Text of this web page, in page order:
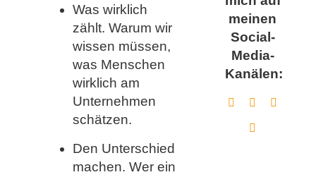
Was wirklich
zählt. Warum wir
wissen müssen,
was Menschen
wirklich am
Unternehmen
schätzen.
Den Unterschied
machen. Wer ein
meinen
Social-
Media-
Kanälen: